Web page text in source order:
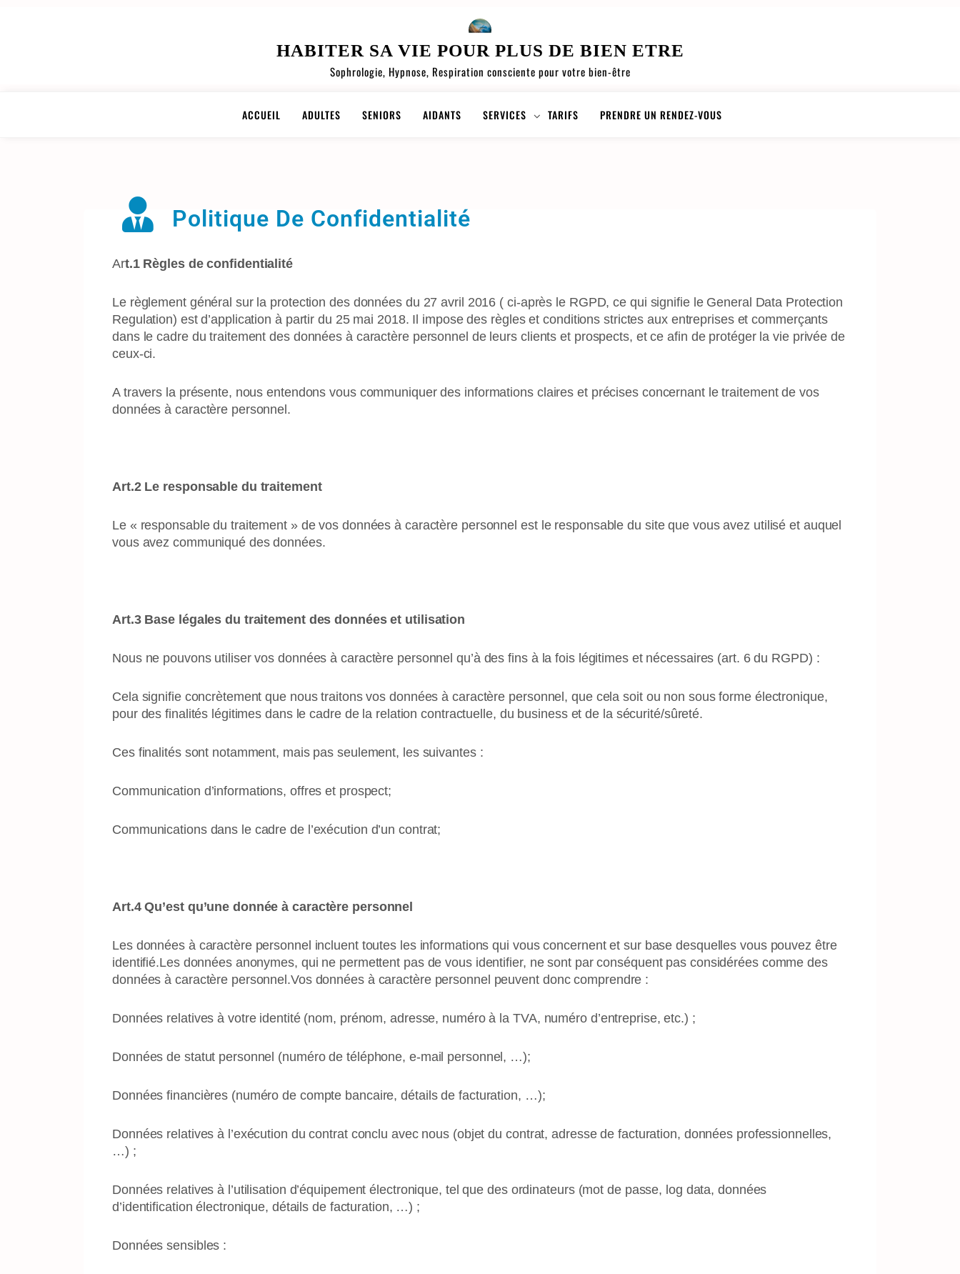
HABITER SA VIE POUR PLUS DE BIEN ETRE
Sophrologie, Hypnose, Respiration consciente pour votre bien-être
ACCUEIL ADULTES SENIORS AIDANTS SERVICES TARIFS PRENDRE UN RENDEZ-VOUS
Politique De Confidentialité
Art.1 Règles de confidentialité
Le règlement général sur la protection des données du 27 avril 2016 ( ci-après le RGPD, ce qui signifie le General Data Protection
Regulation) est d’application à partir du 25 mai 2018. Il impose des règles et conditions strictes aux entreprises et commerçants
dans le cadre du traitement des données à caractère personnel de leurs clients et prospects, et ce afin de protéger la vie privée de
ceux-ci.
A travers la présente, nous entendons vous communiquer des informations claires et précises concernant le traitement de vos
données à caractère personnel.
Art.2 Le responsable du traitement
Le « responsable du traitement » de vos données à caractère personnel est le responsable du site que vous avez utilisé et auquel
vous avez communiqué des données.
Art.3 Base légales du traitement des données et utilisation
Nous ne pouvons utiliser vos données à caractère personnel qu’à des fins à la fois légitimes et nécessaires (art. 6 du RGPD) :
Cela signifie concrètement que nous traitons vos données à caractère personnel, que cela soit ou non sous forme électronique,
pour des finalités légitimes dans le cadre de la relation contractuelle, du business et de la sécurité/sûreté.
Ces finalités sont notamment, mais pas seulement, les suivantes :
Communication d’informations, offres et prospect;
Communications dans le cadre de l’exécution d’un contrat;
Art.4 Qu’est qu’une donnée à caractère personnel
Les données à caractère personnel incluent toutes les informations qui vous concernent et sur base desquelles vous pouvez être
identifié.Les données anonymes, qui ne permettent pas de vous identifier, ne sont par conséquent pas considérées comme des
données à caractère personnel.Vos données à caractère personnel peuvent donc comprendre :
Données relatives à votre identité (nom, prénom, adresse, numéro à la TVA, numéro d’entreprise, etc.) ;
Données de statut personnel (numéro de téléphone, e-mail personnel, …);
Données financières (numéro de compte bancaire, détails de facturation, …);
Données relatives à l’exécution du contrat conclu avec nous (objet du contrat, adresse de facturation, données professionnelles,
…) ;
Données relatives à l’utilisation d’équipement électronique, tel que des ordinateurs (mot de passe, log data, données
d’identification électronique, détails de facturation, …) ;
Données sensibles :